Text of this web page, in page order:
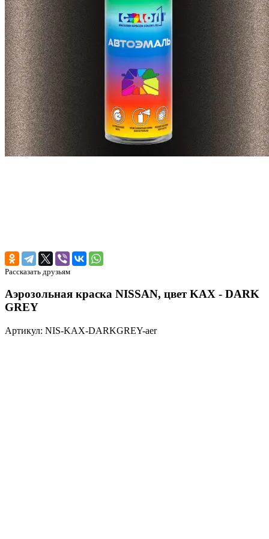
Рассказать друзьям
Аэрозольная краска NISSAN, цвет KAX - DARK
GREY
Артикул: NIS-KAX-DARKGREY-aer